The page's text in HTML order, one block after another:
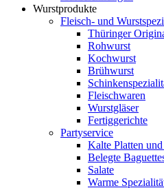
Wurstprodukte
Fleisch- und
Thüringer
Rohwurst
Kochwurst
Brühwurst
Fleischwaren
Wurstgläser
Fertiggerichte
Partyservice
Kalte Platten
Belegte
Salate
Warme